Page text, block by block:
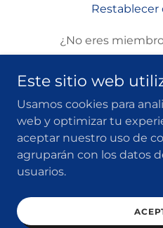
Restablecer
¿No eres
Copyright © 2026 MICRO-
Aviso de publicidad
Este sitio web
Usamos cookies para
web y optimizar tu
aceptar nuestro uso de
agruparán con los datos
usuarios.